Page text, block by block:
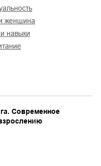
и женщина
и навыки
Современное